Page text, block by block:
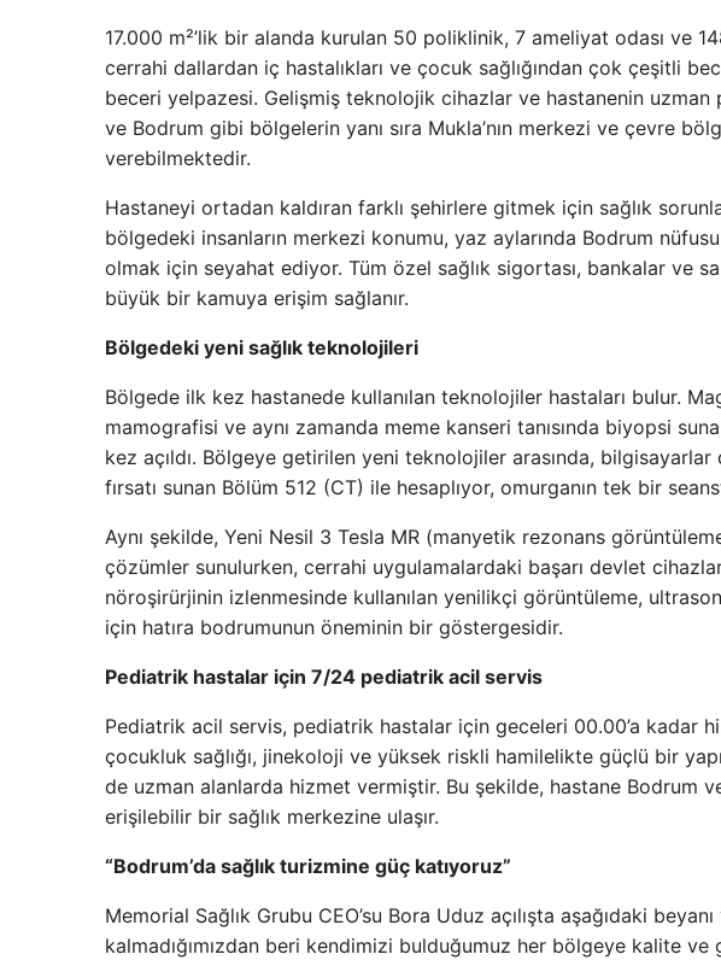
17.000 m²’lik bir alanda kurulan 50 poliklinik, 7 ameliyat odası ve
cerrahi dallardan iç hastalıkları ve çocuk sağlığından çok çeşitli
beceri yelpazesi. Gelişmiş teknolojik cihazlar ve hastanenin
ve Bodrum gibi bölgelerin yanı sıra Mukla’nın merkezi ve çevre
verebilmektedir.
Hastaneyi ortadan kaldıran farklı şehirlere gitmek için sağlık
bölgedeki insanların merkezi konumu, yaz aylarında Bodrum
olmak için seyahat ediyor. Tüm özel sağlık sigortası, bankalar ve
büyük bir kamuya erişim sağlanır.
Bölgedeki yeni sağlık teknolojileri
Bölgede ilk kez hastanede kullanılan teknolojiler hastaları bulur.
mamografisi ve aynı zamanda meme kanseri tanısında biyopsi
kez açıldı. Bölgeye getirilen yeni teknolojiler arasında,
fırsatı sunan Bölüm 512 (CT) ile hesaplıyor, omurganın tek bir
Aynı şekilde, Yeni Nesil 3 Tesla MR (manyetik rezonans
çözümler sunulurken, cerrahi uygulamalardaki başarı devlet
nöroşirürjinin izlenmesinde kullanılan yenilikçi görüntüleme,
için hatıra bodrumunun öneminin bir göstergesidir.
Pediatrik hastalar için 7/24 pediatrik acil servis
Pediatrik acil servis, pediatrik hastalar için geceleri 00.00’a kadar
çocukluk sağlığı, jinekoloji ve yüksek riskli hamilelikte güçlü bir
de uzman alanlarda hizmet vermiştir. Bu şekilde, hastane Bodrum
erişilebilir bir sağlık merkezine ulaşır.
“Bodrum’da sağlık turizmine güç katıyoruz”
Memorial Sağlık Grubu CEO’su Bora Uduz açılışta aşağıdaki
kalmadığımızdan beri kendimizi bulduğumuz her bölgeye kalite ve